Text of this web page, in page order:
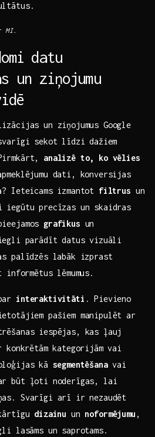
MI.
datu
un⁤ ziņojumu
un ziņojumus‌ Google⁤
sekot ​līdzi dažiem
analizē to,‌ ko vēlies
dati, konversijas‌
Ieteicams izmantot filtrus ‌un
precīzas un skaidras
grafikus un ⁤
parādīt datus ‍vizuāli
palīdzēs labāk izprast
‍lēmumus.
interaktivitāti . Pievieno
pašiem manipulēt ar
iespējas, kas ​ļauj
kategorijām vai
⁢kā segmentēšanavai
būt ļoti noderīgas, lai⁢
Svarīgi arī ir nezaudēt
dizainu un noformējumu ,
lasāms un saprotams.